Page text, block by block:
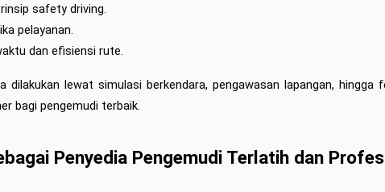
safety driving.
pelayanan.
dan efisiensi rute.
dilakukan lewat simulasi berkendara, pengawasan lapangan,
bagi pengemudi terbaik.
Penyedia Pengemudi Terlatih dan